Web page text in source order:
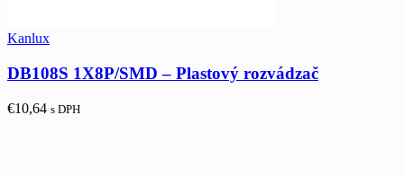
Kanlux
DB108S 1X8P/SMD – Plastový rozvádzač
€10,64 s DPH